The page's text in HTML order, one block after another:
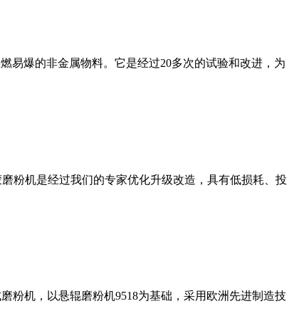
易爆的非金属物料。它是经过20多次的试验和改进，为
粉机是经过我们的专家优化升级改造，具有低损耗、投
粉机，以悬辊磨粉机9518为基础，采用欧洲先进制造技